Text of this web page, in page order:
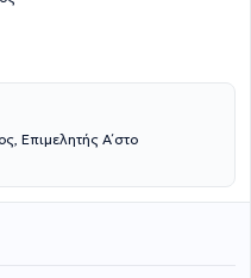
Επιμελητής Α΄ στο